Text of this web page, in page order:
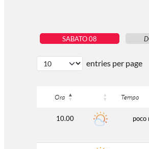
SABATO 08
entries per page
Ora Tempo
10.00 poco